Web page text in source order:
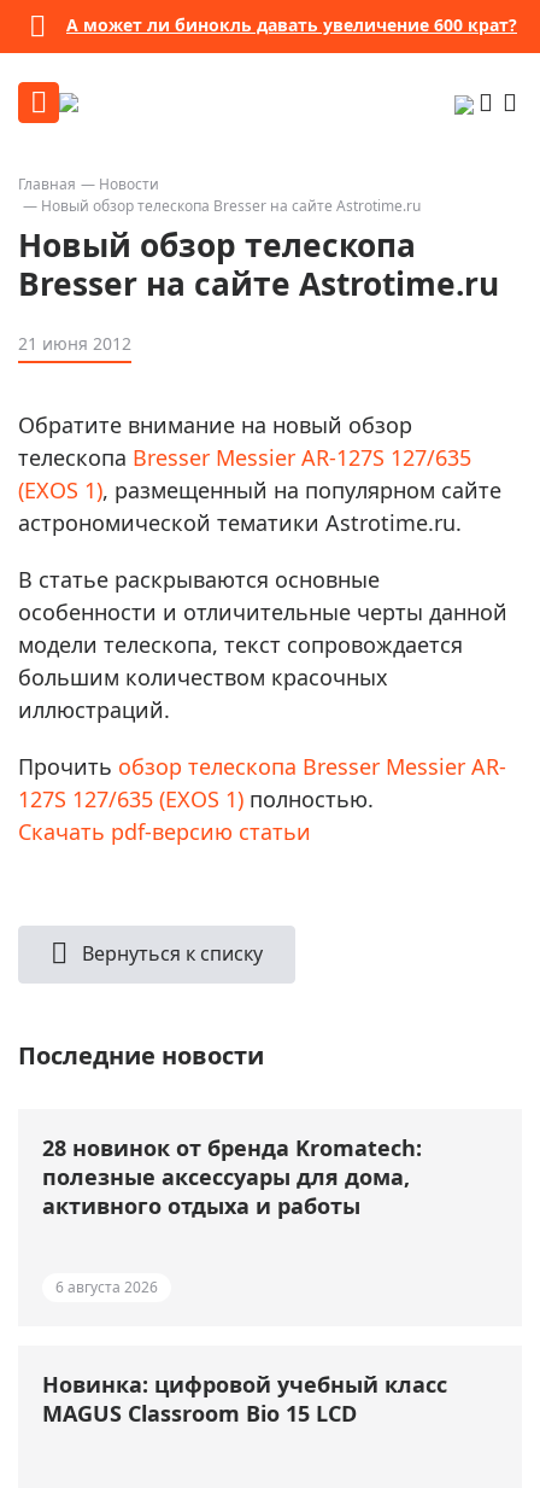
А может ли бинокль давать увеличение 600 крат?
Главная
Новости
Новый обзор телескопа Bresser на сайте Astrotime.ru
Новый обзор телескопа
Bresser на сайте Astrotime.ru
21 июня 2012
Обратите внимание на новый обзор
телескопа Bresser Messier AR-127S 127/635
(EXOS 1), размещенный на популярном сайте
астрономической тематики Astrotime.ru.
В статье раскрываются основные
особенности и отличительные черты данной
модели телескопа, текст сопровождается
большим количеством красочных
иллюстраций.
Прочить обзор телескопа Bresser Messier AR-
127S 127/635 (EXOS 1) полностью.
Скачать pdf-версию статьи
Вернуться к списку
Последние новости
28 новинок от бренда Kromatech:
полезные аксессуары для дома,
активного отдыха и работы
6 августа 2026
Новинка: цифровой учебный класс
MAGUS Classroom Bio 15 LCD